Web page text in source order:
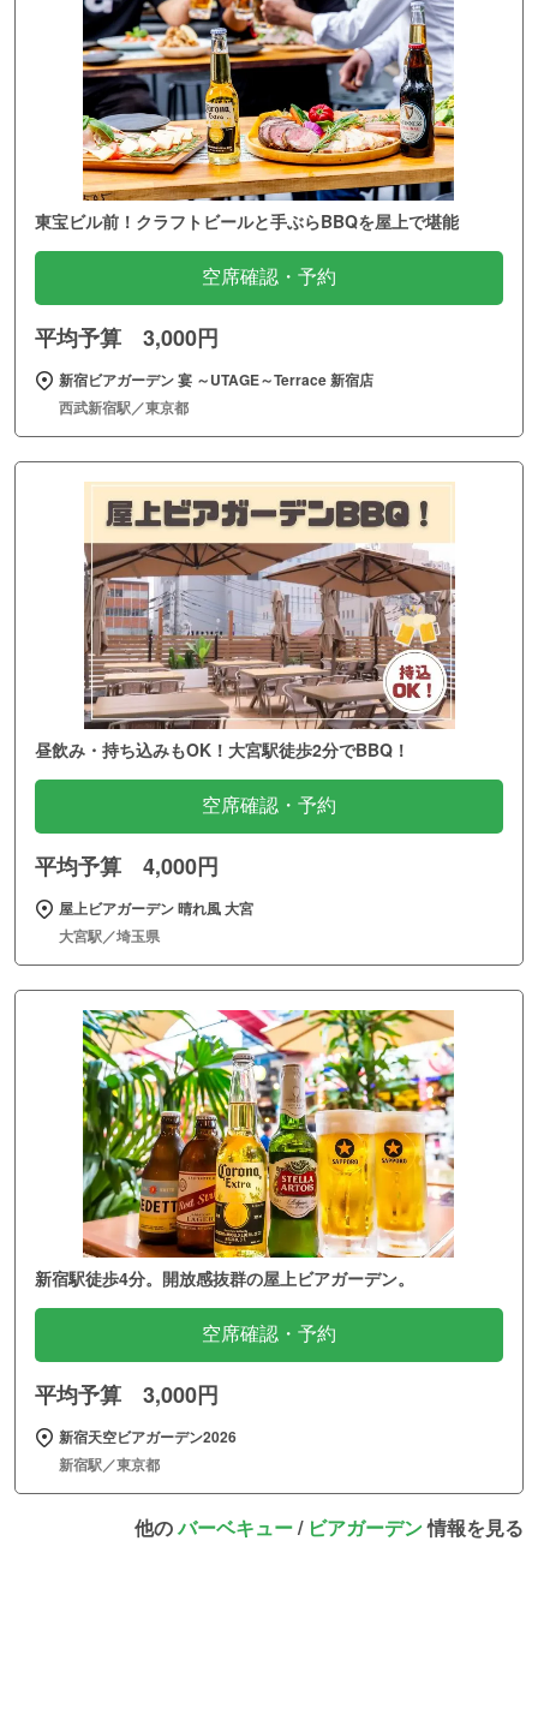
東宝ビル前！クラフトビールと手ぶらBBQを屋上で堪能
空席確認・予約
平均予算 3,000円
新宿ビアガーデン 宴 ～UTAGE～Terrace 新宿店
西武新宿駅／東京都
昼飲み・持ち込みもOK！大宮駅徒歩2分でBBQ！
空席確認・予約
平均予算 4,000円
屋上ビアガーデン 晴れ風 大宮
大宮駅／埼玉県
新宿駅徒歩4分。開放感抜群の屋上ビアガーデン。
空席確認・予約
平均予算 3,000円
新宿天空ビアガーデン2026
新宿駅／東京都
他のバーベキュー/ ビアガーデン情報を見る